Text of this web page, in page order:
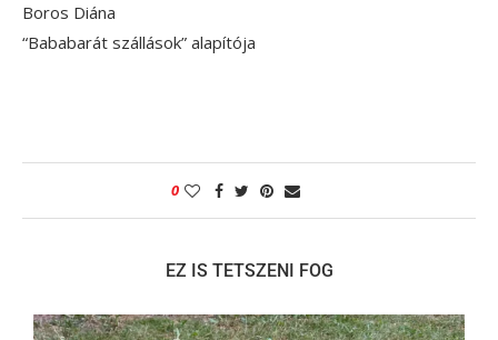
Boros Diána
“Bababarát szállások” alapítója
0
EZ IS TETSZENI FOG